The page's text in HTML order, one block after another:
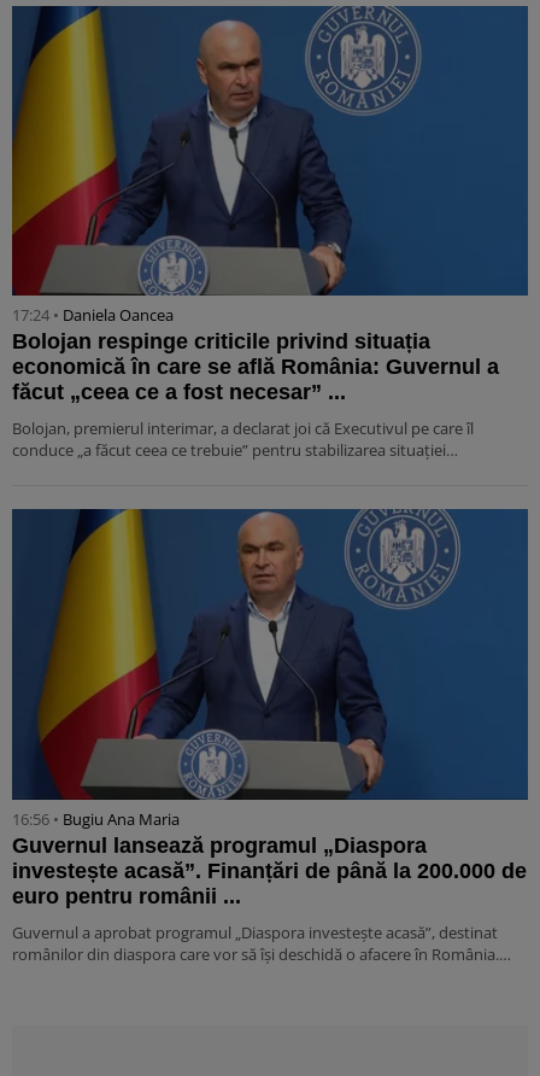
17:24 • Daniela Oancea
Bolojan respinge criticile privind situația
economică în care se află România: Guvernul a
făcut „ceea ce a fost necesar” ...
Bolojan, premierul interimar, a declarat joi că Executivul pe care îl
conduce „a făcut ceea ce trebuie” pentru stabilizarea situației…
16:56 • Bugiu ⁠Ana Maria
Guvernul lansează programul „Diaspora
investește acasă”. Finanțări de până la 200.000 de
euro pentru românii ...
Guvernul a aprobat programul „Diaspora investește acasă”, destinat
românilor din diaspora care vor să își deschidă o afacere în România.…